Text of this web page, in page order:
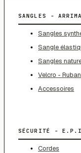
SANGLES -
Sangles
Sangle
Sangles
Velcro -
Accessoires
SÉCURITÉ -
Cordes